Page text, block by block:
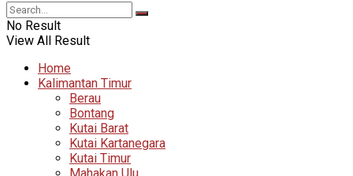
No Result
View All Result
Home
Kalimantan Timur
Berau
Bontang
Kutai Barat
Kutai Kartanegara
Kutai Timur
Mahakan Ulu